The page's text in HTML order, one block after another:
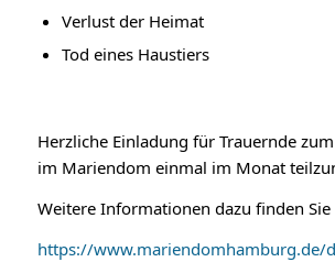
Verlust der Heimat
Tod eines Haustiers
Herzliche Einladung für Trauernde
im Mariendom einmal im Monat
Weitere Informationen dazu finden Sie
https://